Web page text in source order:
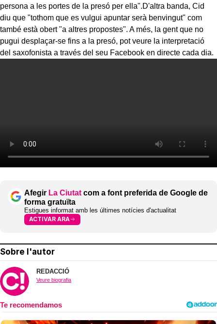
persona a les portes de la presó per ella".D'altra banda, Cid
diu que "tothom que es vulgui apuntar serà benvingut" com
també està obert "a altres propostes". A més, la gent que no
pugui desplaçar-se fins a la presó, pot veure la interpretació
del saxofonista a través del seu Facebook en directe cada dia.
Afegir La Ciutat com a font preferida de Google de
forma gratuïta
Estigues informat amb les últimes notícies d'actualitat
ACTIVAR ARA
Sobre l'autor
REDACCIÓ
Veure biografia